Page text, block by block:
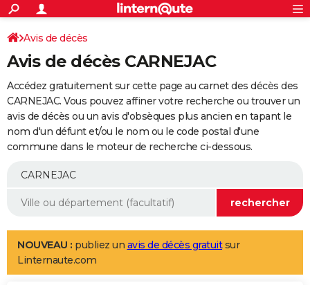
ACTUALITÉS
Politique
Société
Faits Divers
Education
Monde
Villes
+
SPORT
Coupe du monde 2026
Football
Tennis
Cyclisme
Rugby
Forum
Programme TV
TNT
Streaming
Cinéma
Sorties cinéma
Musique
+
FINANCE
Retraite
Epargne
Immobilier
Risques naturels par ville
Banque
Assurance
AUTO
Essais
Réserver un essai
Citadines
Berlines
SUV
Forum auto
+
Mobiles
Meilleur smartphone
Internet
Ordinateurs
Jeux vidéo
Guide high-tech
Aménagement intérieur
LIFESTYLE
Art de vivre
Bien-être
Loisirs
Mode
Modes de vie
Avis de décès
Avis de décès CARNEJAC
Accédez gratuitement sur cette page au carnet des décès des
CARNEJAC. Vous pouvez affiner votre recherche ou trouver un
avis de décès ou un avis d'obsèques plus ancien en tapant le
nom d'un défunt et/ou le nom ou le code postal d'une
commune dans le moteur de recherche ci-dessous.
NOUVEAU : publiez un avis de décès gratuitsur
Linternaute.com